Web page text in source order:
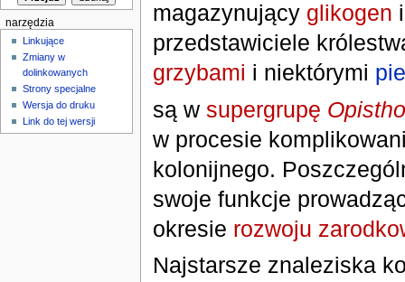
magazynujący glikogen
przedstawiciele
grzybami i niektórymi
są w supergrupę
w procesie
kolonijnego.
swoje funkcje
okresie rozwoju
Najstarsze znaleziska
narzędzia
Linkujące
Zmiany w
dolinkowanych
Strony specjalne
Wersja do druku
Link do tej wersji